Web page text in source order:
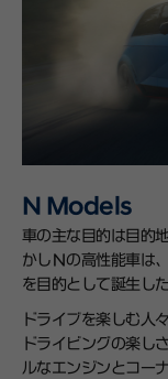
N Models
車の主な目的は目的
かしＮの高性能車は
を目的として誕生した
ドライブを楽しむ人
ドライビングの楽し
ルなエンジンとコー